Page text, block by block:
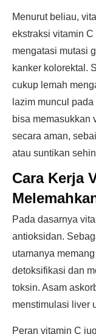
Menurut beliau,
ekstraksi vitamin
mengatasi mutasi
kanker kolorektal.
cukup lemah
lazim muncul
bisa memasukkan
secara aman,
atau suntikan
Cara Kerja
Pada dasarnya
antioksidan.
utamanya
detoksifikasi dan
toksin. Asam
menstimulasi liver
Peran vitamin C